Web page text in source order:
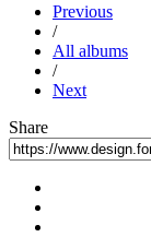
Previous
/
All albums
/
Next
Share